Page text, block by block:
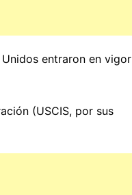
entraron en vigor
(USCIS, por sus